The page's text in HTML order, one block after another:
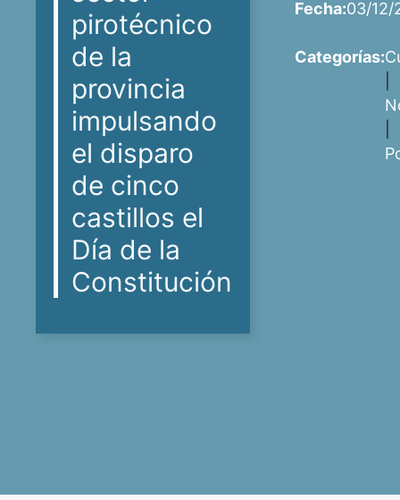
pirotécnico
de la
provincia
impulsando
el disparo
de cinco
castillos el
Día de la
Constitución
Fecha:03/12/
Categorías: